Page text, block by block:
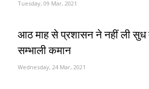
Tuesday, 09 Mar, 2021
आठ माह से प्रशासन ने नहीं ली सुध
सम्भाली कमान
Wednesday, 24 Mar, 2021